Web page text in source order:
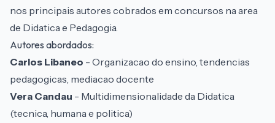
nos principais autores cobrados em concursos na area
de Didatica e Pedagogia.
Autores abordados:
Carlos Libaneo - Organizacao do ensino, tendencias
pedagogicas, mediacao docente
Vera Candau - Multidimensionalidade da Didatica
(tecnica, humana e politica)